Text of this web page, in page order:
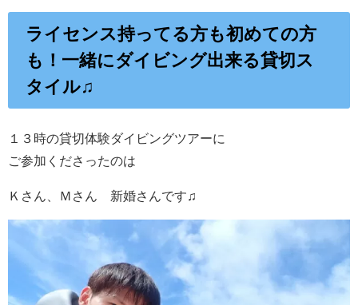
ライセンス持ってる方も初めての方
も！一緒にダイビング出来る貸切ス
タイル♫
１３時の貸切体験ダイビングツアーに
ご参加くださったのは
Ｋさん、Ｍさん 新婚さんです♫